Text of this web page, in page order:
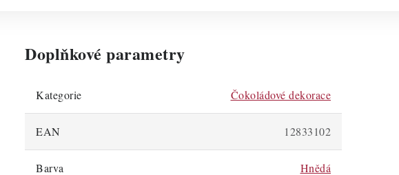
Doplňkové parametry
Kategorie Čokoládové dekorace
EAN 12833102
Barva Hnědá